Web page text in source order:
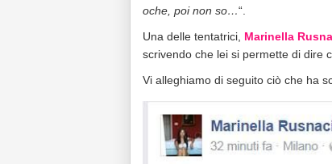
oche, poi non so…“.
Una delle tentatrici, Marinella
scrivendo che lei si permette di dire
Vi alleghiamo di seguito ciò che ha